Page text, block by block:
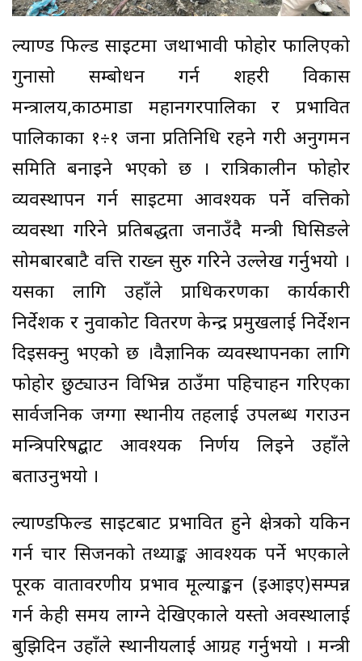
ल्याण्ड फिल्ड साइटमा जथाभावी फोहोर फालिएको
गुनासो सम्बोधन गर्न शहरी विकास
मन्त्रालय,काठमाडौं महानगरपालिका र प्रभावित
पालिकाका १÷१ जना प्रतिनिधि रहने गरी अनुगमन
समिति बनाइने भएको छ । रात्रिकालीन फोहोर
व्यवस्थापन गर्न साइटमा आवश्यक पर्ने वत्तिको
व्यवस्था गरिने प्रतिबद्धता जनाउँदै मन्त्री घिसिङले
सोमबारबाटै वत्ति राख्न सुरु गरिने उल्लेख गर्नुभयो ।
यसका लागि उहाँले प्राधिकरणका कार्यकारी
निर्देशक र नुवाकोट वितरण केन्द्र प्रमुखलाई निर्देशन
दिइसक्नु भएको छ ।वैज्ञानिक व्यवस्थापनका लागि
फोहोर छुट्याउन विभिन्न ठाउँमा पहिचाहन गरिएका
सार्वजनिक जग्गा स्थानीय तहलाई उपलब्ध गराउन
मन्त्रिपरिषद्बाट आवश्यक निर्णय लिइने उहाँले
बताउनुभयो ।
ल्याण्डफिल्ड साइटबाट प्रभावित हुने क्षेत्रको यकिन
गर्न चार सिजनको तथ्याङ्क आवश्यक पर्ने भएकाले
पूरक वातावरणीय प्रभाव मूल्याङ्कन (इआइए)सम्पन्न
गर्न केही समय लाग्ने देखिएकाले यस्तो अवस्थालाई
बुझिदिन उहाँले स्थानीयलाई आग्रह गर्नुभयो । मन्त्री